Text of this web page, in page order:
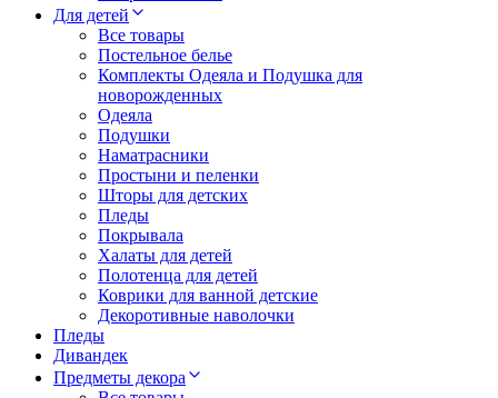
Для детей
Все товары
Постельное белье
Комплекты Одеяла и Подушка для
новорожденных
Одеяла
Подушки
Наматрасники
Простыни и пеленки
Шторы для детских
Пледы
Покрывала
Халаты для детей
Полотенца для детей
Коврики для ванной детские
Декоротивные наволочки
Пледы
Дивандек
Предметы декора